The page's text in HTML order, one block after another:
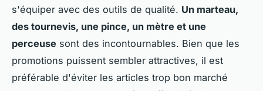
s'équiper avec des outils de qualité. Un marteau,
des tournevis, une pince, un mètre et une
perceuse sont des incontournables. Bien que les
promotions puissent sembler attractives, il est
préférable d'éviter les articles trop bon marché